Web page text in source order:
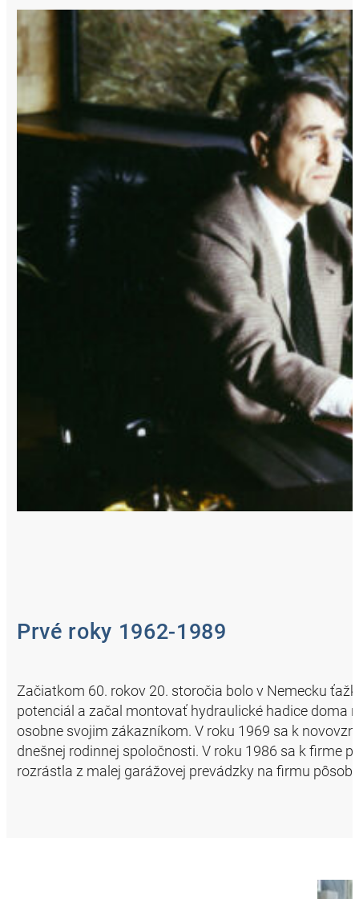
Prvé roky 1962-1989
Začiatkom 60. rokov 20. storočia bolo v Nemecku
potenciál a začal montovať hydraulické hadice doma
osobne svojim zákazníkom. V roku 1969 sa k
dnešnej rodinnej spoločnosti. V roku 1986 sa k firme
rozrástla z malej garážovej prevádzky na firmu